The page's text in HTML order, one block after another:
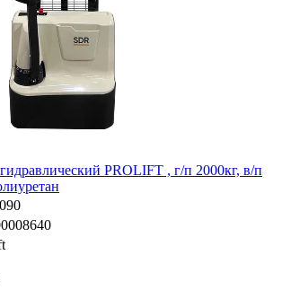
PROLIFT , г/п 2000кг, в/п